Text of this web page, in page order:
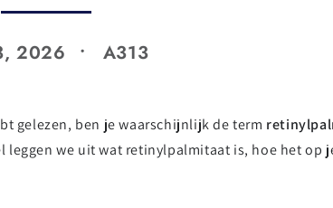
2026 A313
gelezen, ben je waarschijnlijk de term
we uit wat retinylpalmitaat is, hoe het op